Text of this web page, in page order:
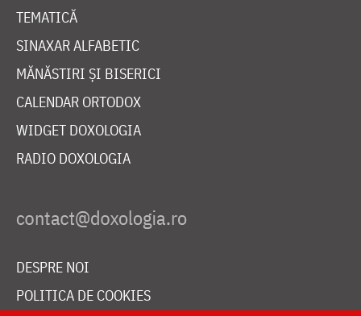
TEMATICĂ
SINAXAR ALFABETIC
MĂNĂSTIRI ȘI BISERICI
CALENDAR ORTODOX
WIDGET DOXOLOGIA
RADIO DOXOLOGIA
DESPRE NOI
POLITICA DE COOKIES